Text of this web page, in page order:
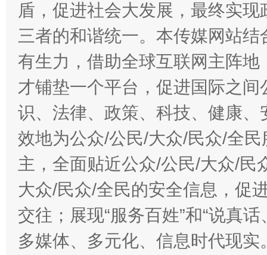
盾，促进社会大发展，最终实
三者的和谐统一。本传媒网站
有生力，借助全球互联网主阵
才铺垫一个平台，促进国际之
识、法律、政策、科技、健康
效地为公众/公民/大众/民众/全
主，全面贴近公众/公民/大众/民
大众/民众/全民的安全信息，促
交往；展现“服务百姓”和“说真
多媒体、多元化、信息时代现实